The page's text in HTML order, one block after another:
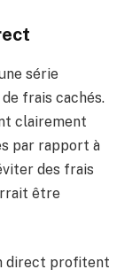
série
de frais cachés.
clairement
par rapport à
des frais
être
direct profitent